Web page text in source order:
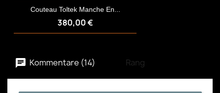
Couteau Toltek Manche En...
380,00 €
Kommentare (14) Rang